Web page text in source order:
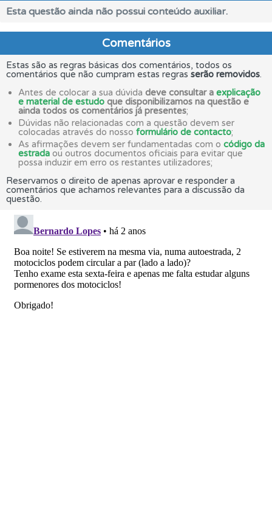
Esta questão ainda não possui conteúdo auxiliar.
Comentários
Estas são as regras básicas dos comentários, todos os
comentários que não cumpram estas regras serão removidos.
Antes de colocar a sua dúvida deve consultar a explicação
e material de estudo que disponibilizamos na questão e
ainda todos os comentários já presentes;
Dúvidas não relacionadas com a questão devem ser
colocadas através do nosso formulário de contacto;
As afirmações devem ser fundamentadas com o código da
estrada ou outros documentos oficiais para evitar que
possa induzir em erro os restantes utilizadores;
Reservamos o direito de apenas aprovar e responder a
comentários que achamos relevantes para a discussão da
questão.